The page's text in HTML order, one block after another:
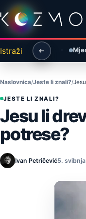
Preskoči na sadržaj
Istraži
Naslovnica Jeste li znali?
JESTE LI ZNALI?
Jesu li
potrese?
Ivan Petričević5.